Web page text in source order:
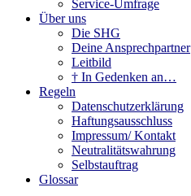
Service-Umfrage
Über uns
Die SHG
Deine Ansprechpartner
Leitbild
† In Gedenken an…
Regeln
Datenschutzerklärung
Haftungsausschluss
Impressum/ Kontakt
Neutralitätswahrung
Selbstauftrag
Glossar